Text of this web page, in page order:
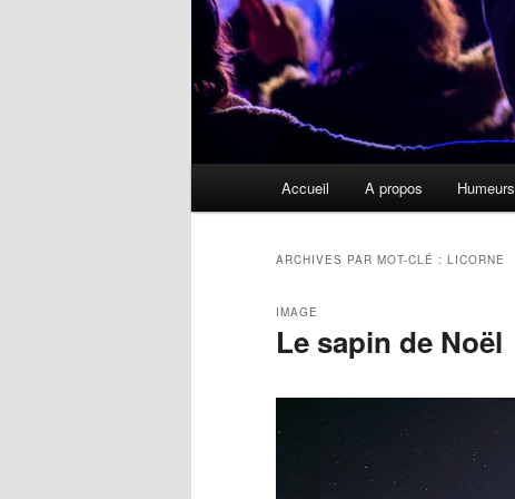
Accueil A propos Humeurs
ARCHIVES PAR MOT-CLÉ : LICORNE
Le sapin de Noël
IMAGE